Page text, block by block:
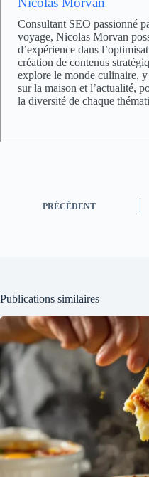
Consultant SEO passionné
voyage, Nicolas Morvan
d’expérience dans
création de contenus
explore le monde culinaire,
sur la maison et l’actualité,
la diversité de chaque
PRÉCÉDENT
Publications similaires